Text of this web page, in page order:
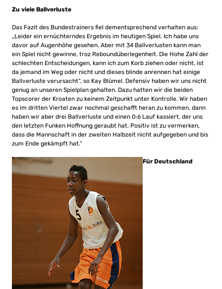
Zu viele Ballverluste
Das Fazit des Bundestrainers fiel dementsprechend verhalten aus:
„Leider ein ernüchterndes Ergebnis im heutigen Spiel. Ich habe uns
davor auf Augenhöhe gesehen. Aber mit 34 Ballverlusten kann man
ein Spiel nicht gewinne, troz Reboundüberlegenheit. Die Hohe Zahl der
schlechten Entscheidungen, kann ich zum Korb ziehen oder nicht, ist
da jemand im Weg oder nicht und dieses blinde anrennen hat einige
Ballverluste verursacht“, so Kay Blümel. Defensiv haben wir uns nicht
genug an unseren Spielplan gehalten. Dazu hatten wir die beiden
Topscorer der Kroaten zu keinem Zeitpunkt unter Kontrolle. Wir haben
es im dritten Viertel zwar nochmal geschafft heran zu kommen, dann
haben wir aber drei Ballverluste und einen 0:6 Lauf kassiert, der uns
den letzten Funken Hoffnung geraubt hat. Positiv ist zu vermerken,
dass die Mannschaft in der zweiten Halbzeit nicht aufgegeben und bis
zum Ende gekämpft hat.“
Für Deutschland